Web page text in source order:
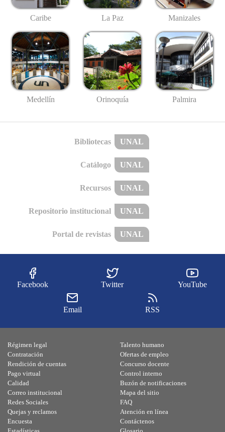
Caribe La Paz Manizales
Medellín Orinoquía Palmira
Bibliotecas UNAL
Catálogo UNAL
Recursos UNAL
Repositorio institucional UNAL
Portal de revistas UNAL
Facebook Twitter YouTube
Email RSS
Régimen legal
Contratación
Rendición de cuentas
Pago virtual
Calidad
Talento humano
Ofertas de empleo
Concurso docente
Control interno
Buzón de notificaciones
Correo institucional
Redes Sociales
Quejas y reclamos
Encuesta
Mapa del sitio
FAQ
Atención en línea
Contáctenos